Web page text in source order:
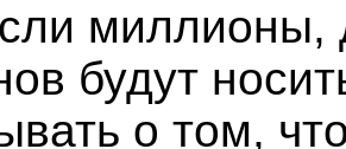
миллионы,
будут
о том,